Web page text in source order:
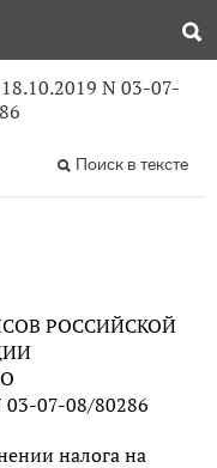
N 03-07-
Поиск в тексте
РОССИЙСКОЙ
03-07-08/80286
налога на